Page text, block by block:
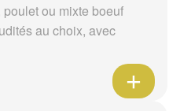
ou mixte boeuf
au choix, avec